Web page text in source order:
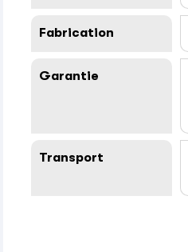
Fabrication
Garantie
Transport